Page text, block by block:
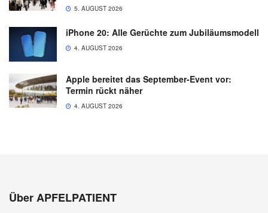
5. AUGUST 2026
iPhone 20: Alle Gerüchte zum Jubiläumsmodell
4. AUGUST 2026
Apple bereitet das September-Event vor:
Termin rückt näher
4. AUGUST 2026
Über APFELPATIENT